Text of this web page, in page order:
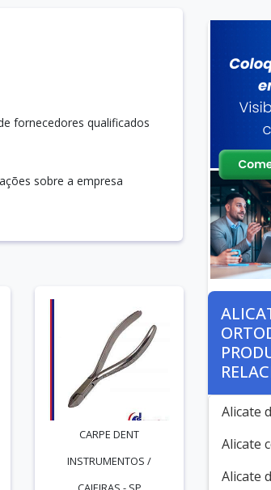
fornecedores qualificados
sobre a empresa
CARPE DENT
INSTRUMENTOS /
Alicate
Alicate
Alicate